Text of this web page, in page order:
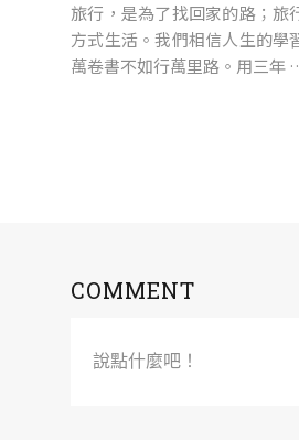
旅行，是為了找回家的路；旅
方式生活。我們相信人生的學
萬卷書不如行萬里路。用三
COMMENT
說點什麼吧！